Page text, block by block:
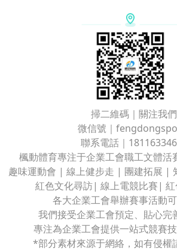
掃二維碼｜關注我們
微信號｜
聯系電話｜
楓動體育專注于企業工會職工文體活
趣味運動會 | 線上健步走 | 團建拓展 |
紅色文化尋訪| 線上電競比賽| 紅
各大企業工會舉辦賽事活動
我們接受企業工會預定、貼心完
專注為企業工會提供一站式競賽
*部分素材來源于網絡，如有侵權